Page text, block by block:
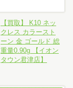
【買取】 K10 ネッ
クレス カラースト
ーン 金 ゴールド 総
重量0.90g 【イオン
タウン君津店】